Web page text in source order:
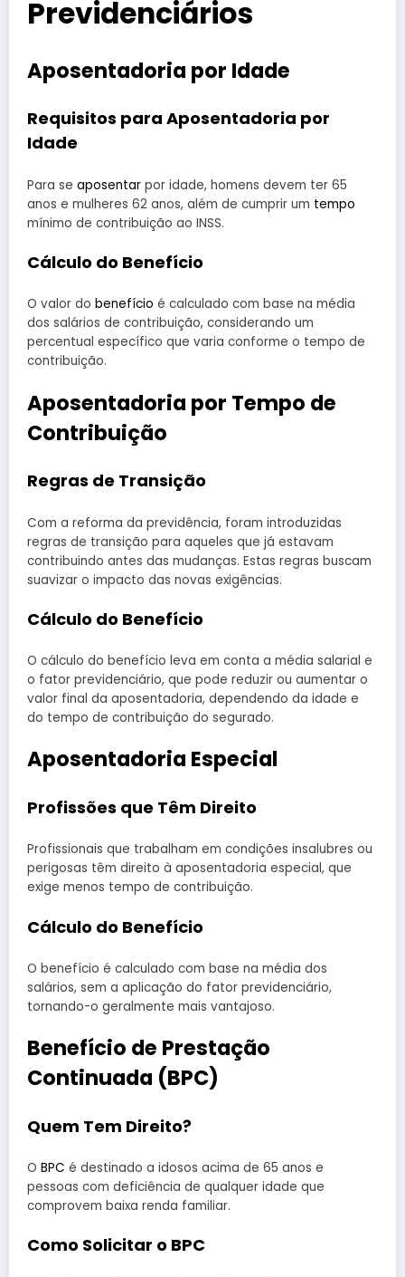
Previdenciários
Aposentadoria por Idade
Requisitos para Aposentadoria por
Idade
Para se aposentar por idade, homens devem ter 65
anos e mulheres 62 anos, além de cumprir um tempo
mínimo de contribuição ao INSS.
Cálculo do Benefício
O valor do benefício é calculado com base na média
dos salários de contribuição, considerando um
percentual específico que varia conforme o tempo de
contribuição.
Aposentadoria por Tempo de
Contribuição
Regras de Transição
Com a reforma da previdência, foram introduzidas
regras de transição para aqueles que já estavam
contribuindo antes das mudanças. Estas regras buscam
suavizar o impacto das novas exigências.
Cálculo do Benefício
O cálculo do benefício leva em conta a média salarial e
o fator previdenciário, que pode reduzir ou aumentar o
valor final da aposentadoria, dependendo da idade e
do tempo de contribuição do segurado.
Aposentadoria Especial
Profissões que Têm Direito
Profissionais que trabalham em condições insalubres ou
perigosas têm direito à aposentadoria especial, que
exige menos tempo de contribuição.
Cálculo do Benefício
O benefício é calculado com base na média dos
salários, sem a aplicação do fator previdenciário,
tornando-o geralmente mais vantajoso.
Benefício de Prestação
Continuada (BPC)
Quem Tem Direito?
O BPC é destinado a idosos acima de 65 anos e
pessoas com deficiência de qualquer idade que
comprovem baixa renda familiar.
Como Solicitar o BPC